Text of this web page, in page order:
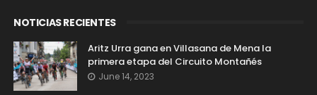
NOTICIAS RECIENTES
Aritz Urra gana en Villasana de Mena la
primera etapa del Circuito Montañés
June 14, 2023